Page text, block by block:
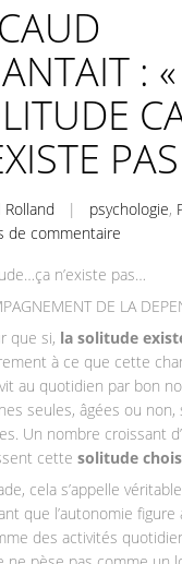
:
Rolland | psychologie,
de commentaire
n’existe pas…
DE LA
que si, la solitude
à ce que cette
au quotidien par bon
seules, âgées ou non,
Un nombre croissant
cette solitude
cela s’appelle
que l’autonomie figure
des activités